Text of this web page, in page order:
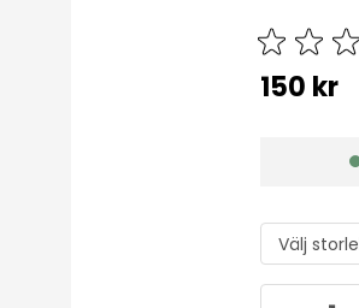
150 kr